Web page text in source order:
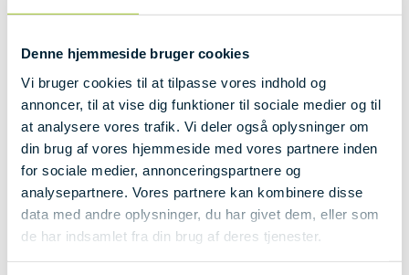
Denne hjemmeside bruger cookies
Vi bruger cookies til at tilpasse vores indhold og
annoncer, til at vise dig funktioner til sociale medier og til
at analysere vores trafik. Vi deler også oplysninger om
din brug af vores hjemmeside med vores partnere inden
for sociale medier, annonceringspartnere og
analysepartnere. Vores partnere kan kombinere disse
data med andre oplysninger, du har givet dem, eller som
de har indsamlet fra din brug af deres tjenester.
DU ER ALTID VELKOMMEN TIL
AT RINGE ELLER SKRIVE…